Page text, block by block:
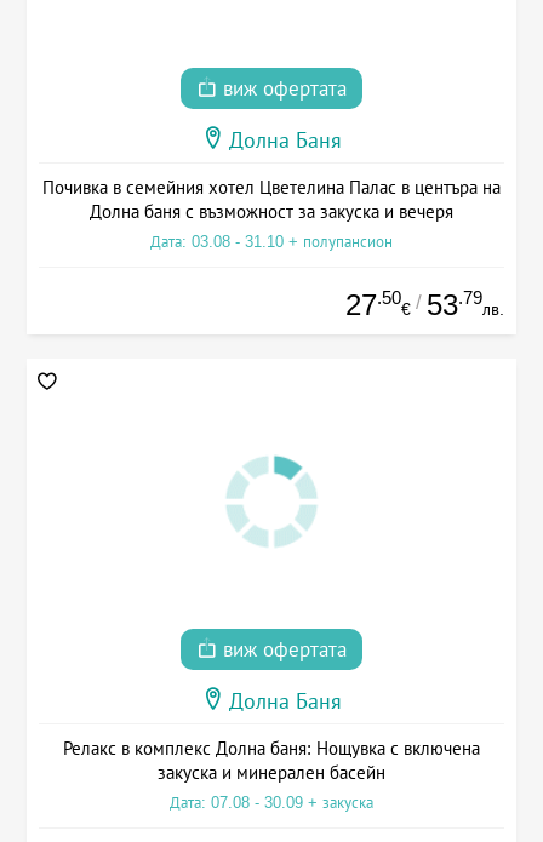
виж офертата
Долна Баня
Почивка в семейния хотел Цветелина Палас в центъра на
Долна баня с възможност за закуска и вечеря
Дата: 03.08 - 31.10 + полупансион
27.50
€ / 53.79
лв.
виж офертата
Долна Баня
Релакс в комплекс Долна баня: Нощувка с включена
закуска и минерален басейн
Дата: 07.08 - 30.09 + закуска